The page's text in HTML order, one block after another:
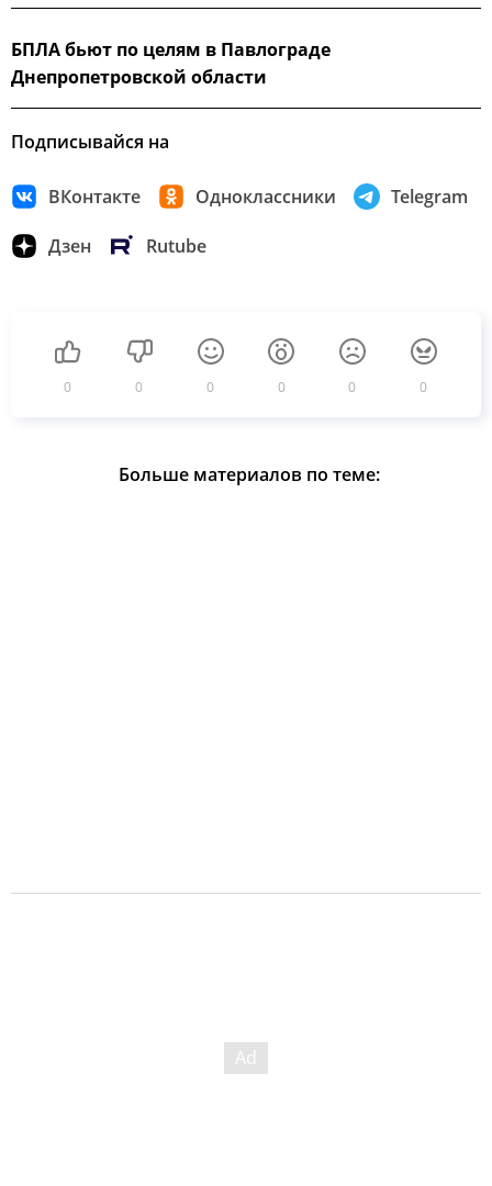
БПЛА бьют по целям в Павлограде
Днепропетровской области
Подписывайся на
ВКонтакте Одноклассники Telegram
Дзен Rutube
0 0 0 0 0 0
Больше материалов по теме: